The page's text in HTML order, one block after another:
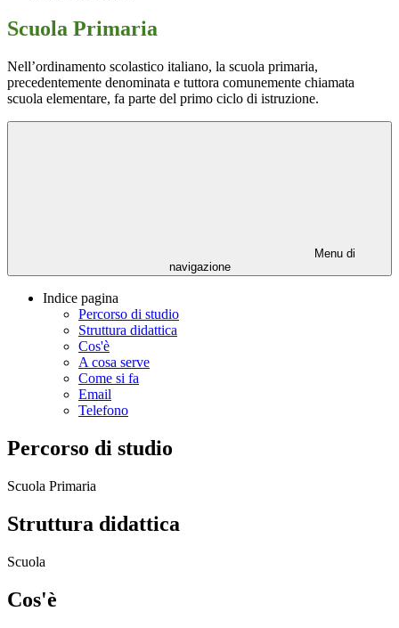
Scuola Primaria
Nell’ordinamento scolastico italiano, la scuola primaria,
precedentemente denominata e tuttora comunemente chiamata
scuola elementare, fa parte del primo ciclo di istruzione.
Menu di
navigazione
Indice pagina
Percorso di studio
Struttura didattica
Cos'è
A cosa serve
Come si fa
Email
Telefono
Percorso di studio
Scuola Primaria
Struttura didattica
Scuola
Cos'è